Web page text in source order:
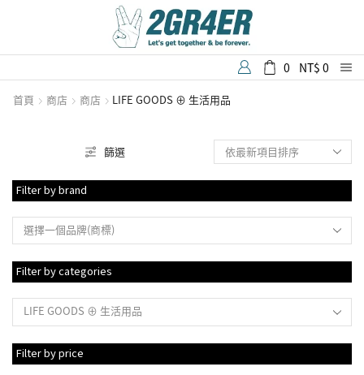
0 NT$ 0
首頁 商店 商店 LIFE GOODS ⊕ 生活用品
篩選
Filter by brand
選擇一個品牌(商標)
Filter by categories
LIFE GOODS ⊕ 生活用品
Filter by price